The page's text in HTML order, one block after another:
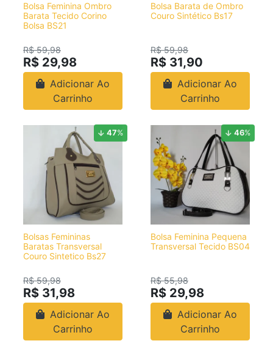
Bolsa Feminina Ombro
Barata Tecido Corino
Bolsa BS21
R$ 59,98
R$ 29,98
Adicionar Ao
Carrinho
Bolsa Barata de Ombro
Couro Sintético Bs17
R$ 59,98
R$ 31,90
Adicionar Ao
Carrinho
47%
Bolsas Femininas
Baratas Transversal
Couro Sintetico Bs27
R$ 59,98
R$ 31,98
Adicionar Ao
Carrinho
46%
Bolsa Feminina Pequena
Transversal Tecido BS04
R$ 55,98
R$ 29,98
Adicionar Ao
Carrinho